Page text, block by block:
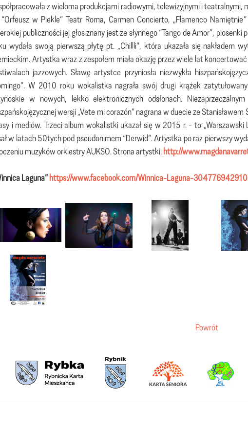
z wieloma produkcjami radiowymi, telewizyjnymi i teatralnymi,
w Piekle” Teatr Roma, Carmen Concierto, „Flamenco
publiczności jej głos znany jest ze słynnego “Tango de Amor”,
wydała swoją pierwszą płytę pt. „Chillli”, która ukazała się nakładem
Artystka wraz z zespołem miała okazję przez wiele lat
jazzowych. Sławę artystce przyniosła niezwykła
W 2010 roku wokalistka nagrała swój drugi krążek
w nowych, lekko elektronicznych odsłonach.
wersji „Vete mi corazón” nagrana w duecie ze
i mediów. Trzeci album wokalistki ukazał się w 2015 r. - to
w latach 50tych pod pseudonimem “Derwid”. Artystka po raz pierwszy
muzyków orkiestry AUKSO. Strona artystki:http://
Laguna”https://www.facebook.com/Winnica-Laguna-
Powrót